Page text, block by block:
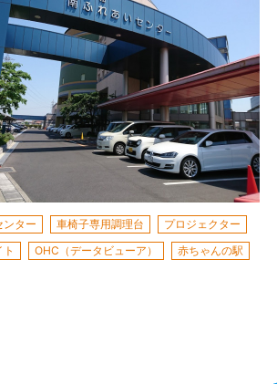
ンター 車椅子専用調理台
プロジェクター
OHC（データビューア） 赤ちゃんの駅